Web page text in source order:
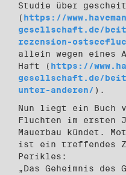
Studie über
( https://
gesellschaft.de/
rezension-
allein wegen eines
Haft ( https://
gesellschaft.de/
unter-anderen/ ).
Nun liegt ein Buch
Fluchten im ersten
Mauerbau kündet.
ist ein treffendes
Perikles:
„Das Geheimnis